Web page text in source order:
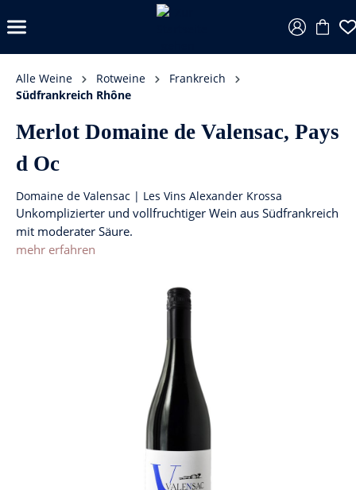
Alle Weine Rotweine
Frankreich
Südfrankreich Rhône
Merlot Domaine de Valensac, Pays
d Oc
Domaine de Valensac | Les Vins Alexander Krossa
Unkomplizierter und vollfruchtiger Wein aus Südfrankreich
mit moderater Säure.
mehr erfahren